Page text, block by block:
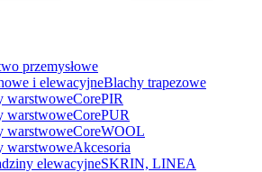
przemysłowe
i elewacyjneBlachy trapezowe
warstwoweCorePIR
warstwoweCorePUR
warstwoweCoreWOOL
warstwoweAkcesoria
elewacyjneSKRIN, LINEA